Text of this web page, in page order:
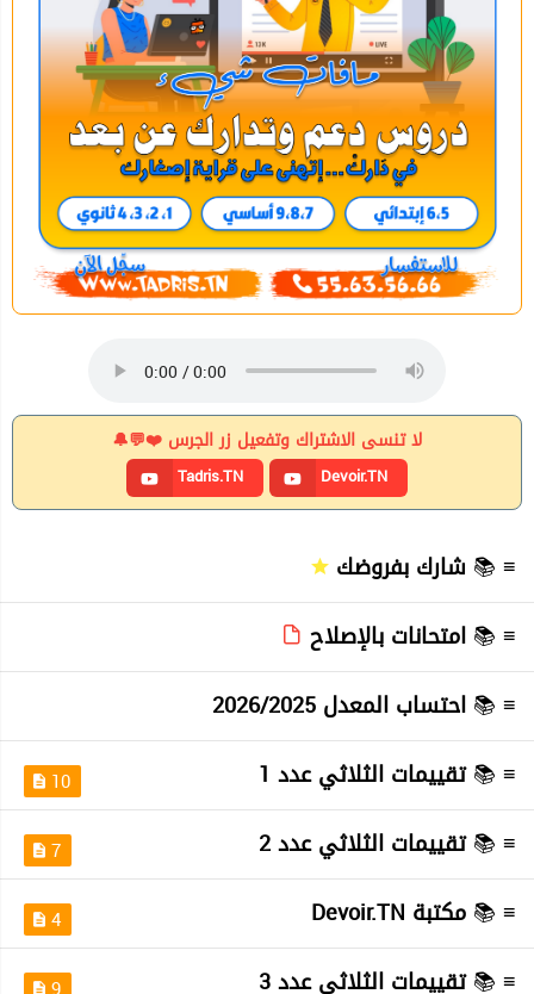
لا تنسى الاشتراك وتفعيل زر الجرس ❤️💬🔔
Tadris.TN Devoir.TN
≡ 📚 شارك بفروضك
≡ 📚 امتحانات بالإصلاح
≡ 📚 احتساب المعدل 2026/2025
≡ 📚تقييمات الثلاثي عدد 1 10
≡ 📚تقييمات الثلاثي عدد 2 7
≡ 📚 مكتبة Devoir.TN 4
≡ 📚تقييمات الثلاثي عدد 3